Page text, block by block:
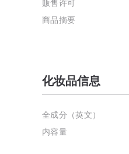
商品摘要
化妆品信息
全成分（英文）
内容量